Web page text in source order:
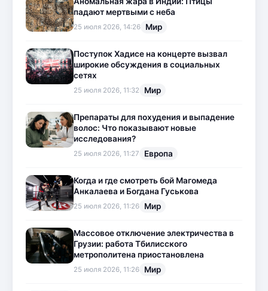
падают мертвыми с неба
25 июля 2026, 14:26 Мир
Поступок Хадисе на концерте вызвал
широкие обсуждения в социальных
сетях
25 июля 2026, 11:32 Мир
Препараты для похудения и выпадение
волос: Что показывают новые
исследования?
25 июля 2026, 11:27 Европа
Когда и где смотреть бой Магомеда
Анкалаева и Богдана Гуськова
25 июля 2026, 11:26 Мир
Массовое отключение электричества в
Грузии: работа Тбилисского
метрополитена приостановлена
25 июля 2026, 11:26 Мир